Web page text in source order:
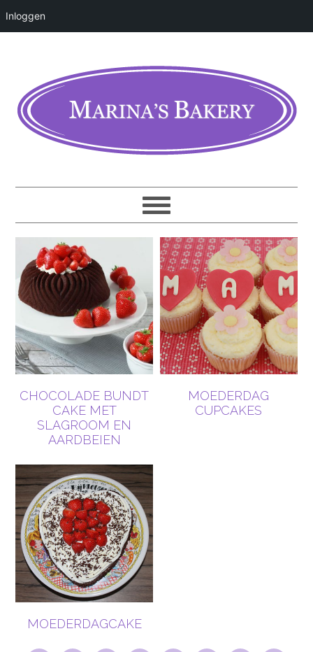
Inloggen
CHOCOLADE BUNDT
CAKE MET
SLAGROOM EN
AARDBEIEN
MOEDERDAG
CUPCAKES
MOEDERDAGCAKE